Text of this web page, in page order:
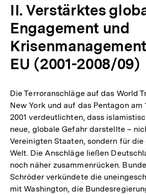
II. Verstärktes
Engagement und
EU (2001-2008/09)
Die Terroranschläge auf das World
New York und auf das Pentagon am
2001 verdeutlichten, dass
neue, globale Gefahr darstellte –
Vereinigten Staaten, sondern für
Welt. Die Anschläge ließen
noch näher zusammenrücken.
Schröder verkündete die
mit Washington, die